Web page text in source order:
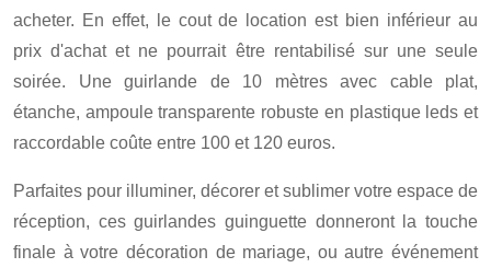
acheter. En effet, le cout de location est bien inférieur au
prix d'achat et ne pourrait être rentabilisé sur une seule
soirée. Une guirlande de 10 mètres avec cable plat,
étanche, ampoule transparente robuste en plastique leds et
raccordable coûte entre 100 et 120 euros.
Parfaites pour illuminer, décorer et sublimer votre espace de
réception, ces guirlandes guinguette donneront la touche
finale à votre décoration de mariage, ou autre événement